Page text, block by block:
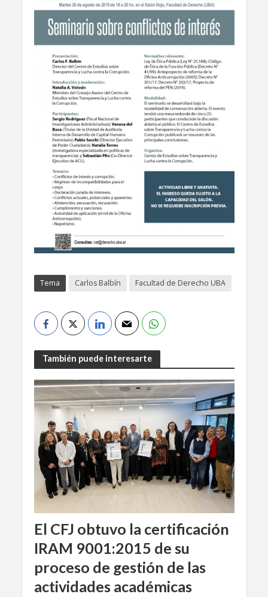
Tema Carlos Balbín Facultad de Derecho UBA
También puede interesarte
El CFJ obtuvo la certificación
IRAM 9001:2015 de su
proceso de gestión de las
actividades académicas